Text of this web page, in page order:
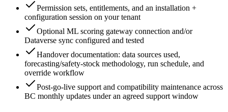
Permission sets, entitlements, and an installation +
configuration session on your tenant
Optional ML scoring gateway connection and/or
Dataverse sync configured and tested
Handover documentation: data sources used,
forecasting/safety-stock methodology, run schedule, and
override workflow
Post-go-live support and compatibility maintenance across
BC monthly updates under an agreed support window